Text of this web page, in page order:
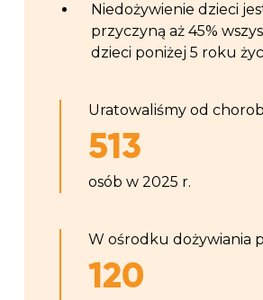
Niedożywienie dzieci
przyczyną aż 45%
dzieci poniżej 5 roku
Uratowaliśmy od
513
osób w 2025 r.
W ośrodku dożywiania
120